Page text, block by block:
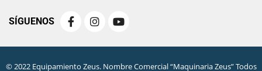
SÍGUENOS
© 2022 Equipamiento Zeus. Nombre Comercial “Maquinaria Zeus” Todos